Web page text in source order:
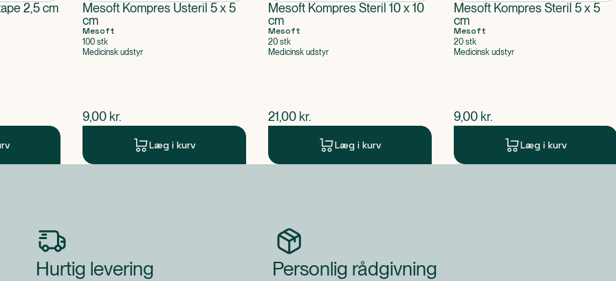
2,5 cm
Mesoft Kompres Usteril 5 x 5
cm
Mesoft
100 stk
Medicinsk udstyr
$nuværende pris
9,00 kr.
Læg i kurv
Mesoft Kompres Steril 10 x 10
cm
Mesoft
20 stk
Medicinsk udstyr
$nuværende pris
21,00 kr.
Læg i kurv
Mesoft Kompres Steril 5 x 5
cm
Mesoft
20 stk
Medicinsk udstyr
$nuværende pris
9,00 kr.
Læg i kurv
Hurtig levering Personlig rådgivning